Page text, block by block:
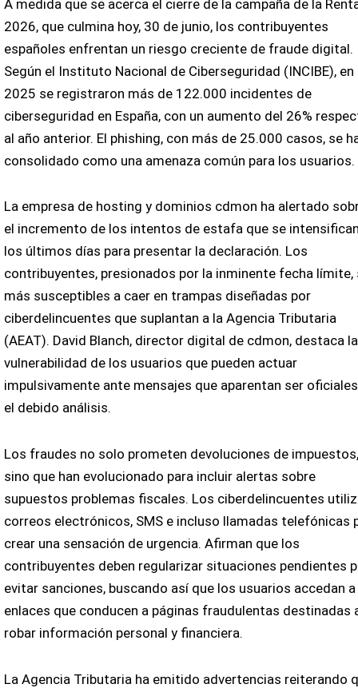
A medida que se acerca el cierre de la campaña de la
2026, que culmina hoy, 30 de junio, los contribuyentes
españoles enfrentan un riesgo creciente de fraude digital.
Según el Instituto Nacional de Ciberseguridad (INCIBE), en
2025 se registraron más de 122.000 incidentes de
ciberseguridad en España, con un aumento del 26%
al año anterior. El phishing, con más de 25.000 casos, se
consolidado como una amenaza común para los usuarios.
La empresa de hosting y dominios cdmon ha alertado
el incremento de los intentos de estafa que se
los últimos días para presentar la declaración. Los
contribuyentes, presionados por la inminente fecha límite,
más susceptibles a caer en trampas diseñadas por
ciberdelincuentes que suplantan a la Agencia Tributaria
(AEAT). David Blanch, director digital de cdmon, destaca la
vulnerabilidad de los usuarios que pueden actuar
impulsivamente ante mensajes que aparentan ser
el debido análisis.
Los fraudes no solo prometen devoluciones de impuestos,
sino que han evolucionado para incluir alertas sobre
supuestos problemas fiscales. Los ciberdelincuentes
correos electrónicos, SMS e incluso llamadas telefónicas
crear una sensación de urgencia. Afirman que los
contribuyentes deben regularizar situaciones pendientes
evitar sanciones, buscando así que los usuarios accedan a
enlaces que conducen a páginas fraudulentas destinadas
robar información personal y financiera.
La Agencia Tributaria ha emitido advertencias reiterando